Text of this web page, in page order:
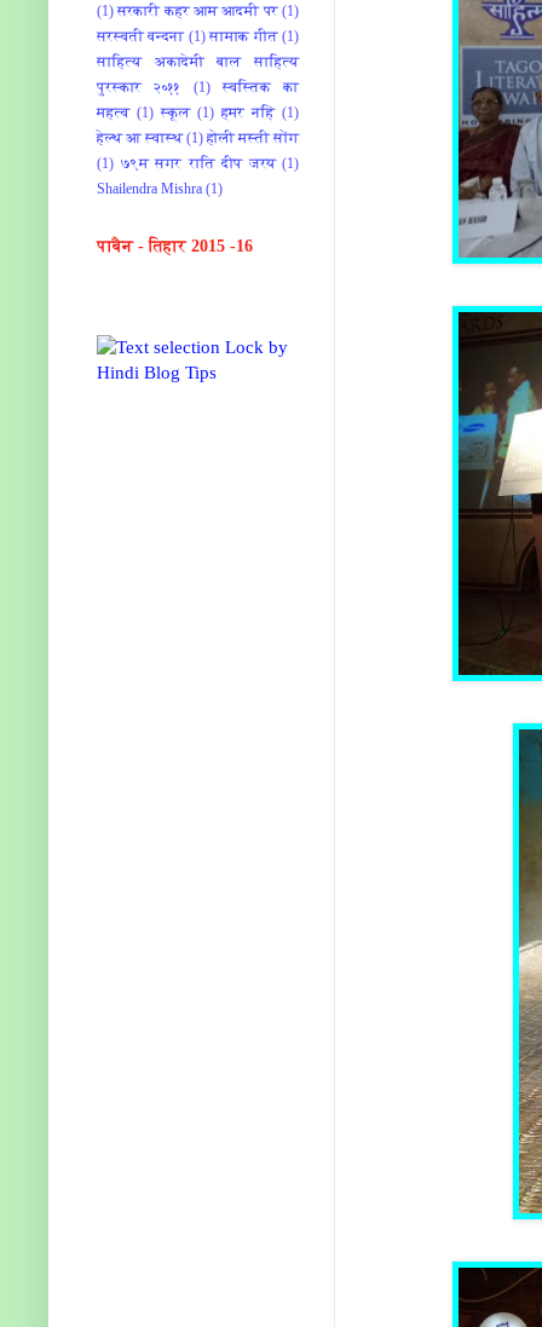
(1) सरकारी कहर आम आदमी पर (1)
सरस्वती वन्दना (1) सामाक गीत (1)
साहित्य अकादेमी बाल साहित्य
पुरस्कार २०११
(1)
स्वस्तिक का
महत्व (1) स्‍कूल (1) हमर नहिं (1)
हेल्थ आ स्वास्थ (1) होली मस्ती सोंग
(1) ७९म सगर राति दीप जरय (1)
‎Shailendra Mishra‎ (1)
पाबैन - तिहार 2015 -16